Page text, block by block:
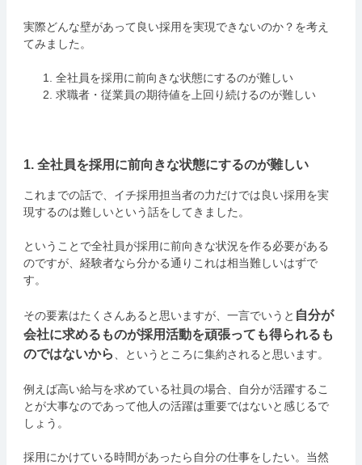
実際どんな壁があって良い採用を実現できないのか？を考え
てみました。
全社員を採用に前向きな状態にするのが難しい
求職者・従業員の期待値を上回り続けるのが難しい
1. 全社員を採用に前向きな状態にするのが難しい
これまでの話で、イチ採用担当者の力だけでは良い採用を実
現するのは難しいという話をしてきました。
ということで全社員が採用に前向きな状況を作る必要がある
のですが、経験者なら分かる通りこれは相当難しいはずで
す。
その要素はたくさんあると思いますが、一言でいうと 自分が
会社に求めるものが採用活動を頑張っても得られるも
のではないから、というところに集約されると思います。
例えば高い給与を求めている社員の場合、自分が活躍するこ
とが大事なのであって他人の活躍は重要ではないと感じるで
しょう。
採用にかけている時間があったら自分の仕事をしたい。当然